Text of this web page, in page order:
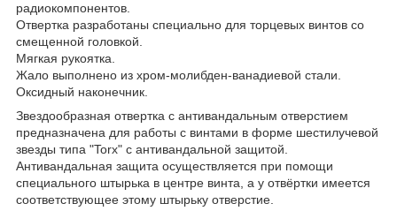
радиокомпонентов.
Отвертка разработаны специально для торцевых винтов со
смещенной головкой.
Мягкая рукоятка.
Жало выполнено из хром-молибден-ванадиевой стали.
Оксидный наконечник.
Звездообразная отвертка с антивандальным отверстием
предназначена для работы с винтами в форме шестилучевой
звезды типа "Torx" с антивандальной защитой.
Антивандальная защита осуществляется при помощи
специального штырька в центре винта, а у отвёртки имеется
соответствующее этому штырьку отверстие.